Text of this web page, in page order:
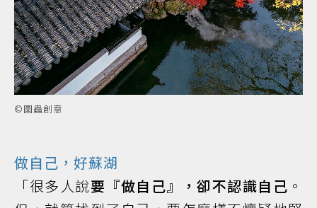
©圖蟲創意
做自己，好蘇湖
「很多人說要『做自己』，卻不認識自己 。